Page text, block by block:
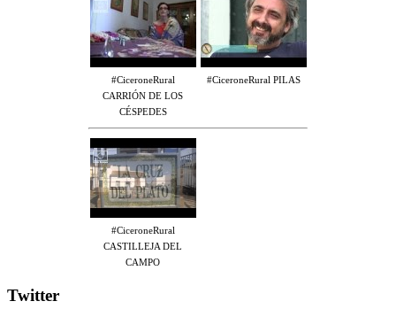
#CiceroneRural
CARRIÓN DE LOS
CÉSPEDES
#CiceroneRural PILAS
#CiceroneRural
CASTILLEJA DEL
CAMPO
Twitter